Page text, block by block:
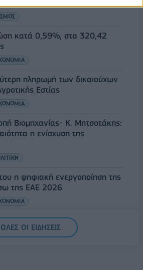
κατά 0,59%, στα 320,42
πληρωμή των δικαιούχων
Εστίας
Βιομηχανίας- Κ. Μητσοτάκης:
η ενίσχυση της
η ψηφιακή ενεργοποίηση της
της ΕΑΕ 2026
ΟΛΕΣ ΟΙ ΕΙΔΗΣΕΙΣ